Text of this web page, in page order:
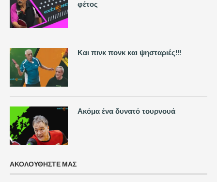
φέτος
Και πινκ πονκ και ψησταριές!!!
Ακόμα ένα δυνατό τουρνουά
ΑΚΟΛΟΥΘΗΣΤΕ ΜΑΣ